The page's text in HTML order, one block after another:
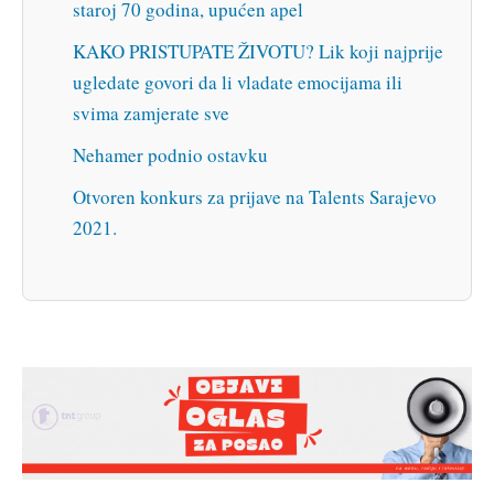
staroj 70 godina, upućen apel
KAKO PRISTUPATE ŽIVOTU? Lik koji najprije
ugledate govori da li vladate emocijama ili
svima zamjerate sve
Nehamer podnio ostavku
Otvoren konkurs za prijave na Talents Sarajevo
2021.